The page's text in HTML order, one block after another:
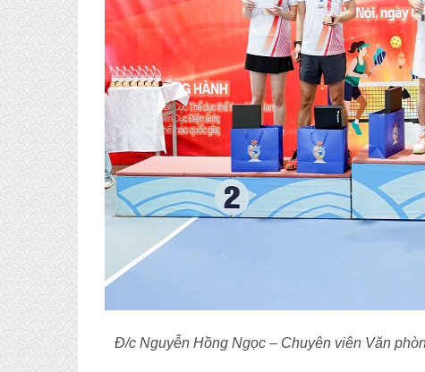
Đ/c Nguyễn Hồng Ngọc – Chuyên viên Văn